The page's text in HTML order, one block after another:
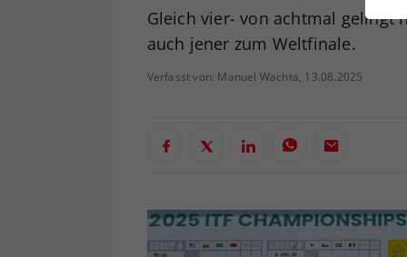
Gleich vier- von achtmal gelingt
auch jener zum Weltfinale.
Verfasst von: Manuel Wachta, 13.08.2025